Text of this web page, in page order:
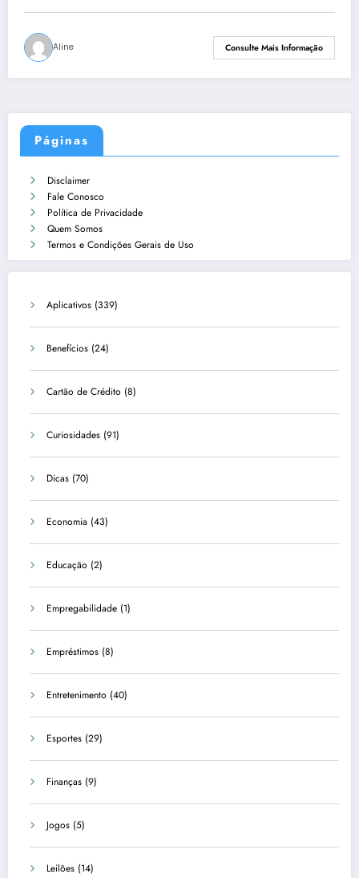
Aline Consulte Mais Informação
Páginas
Disclaimer
Fale Conosco
Política de Privacidade
Quem Somos
Termos e Condições Gerais de Uso
Aplicativos (339)
Benefícios (24)
Cartão de Crédito (8)
Curiosidades (91)
Dicas (70)
Economia (43)
Educação (2)
Empregabilidade (1)
Empréstimos (8)
Entretenimento (40)
Esportes (29)
Finanças (9)
Jogos (5)
Leilões (14)